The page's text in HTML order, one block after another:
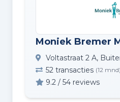
Moniek Bremer
Voltastraat 2 A,
52 transacties (12 mnd)
9.2 / 54 reviews